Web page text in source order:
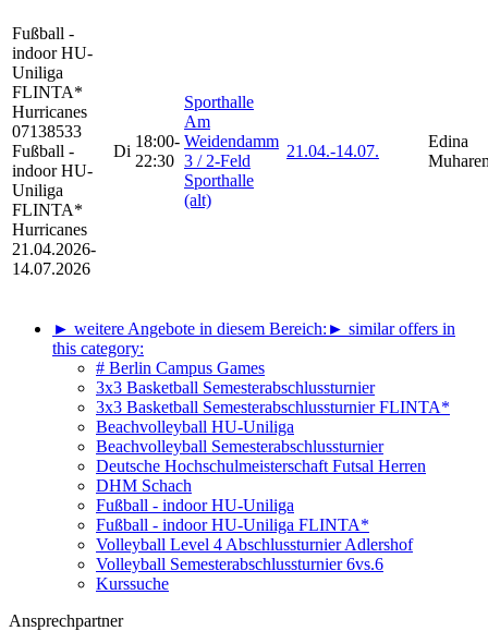
Fußball -
indoor HU-
Uniliga
FLINTA*
Hurricanes
07138533
Fußball -
indoor HU-
Uniliga
FLINTA*
Hurricanes
21.04.2026-
14.07.2026
Di
18:00-
22:30
Sporthalle
Am
Weidendamm
3 / 2-Feld
Sporthalle
(alt)
21.04.-14.07.
Edina
► weitere Angebote in diesem Bereich: ► similar offers in
this category:
# Berlin Campus Games
3x3 Basketball Semesterabschlussturnier
3x3 Basketball Semesterabschlussturnier FLINTA*
Beachvolleyball HU-Uniliga
Beachvolleyball Semesterabschlussturnier
Deutsche Hochschulmeisterschaft Futsal Herren
DHM Schach
Fußball - indoor HU-Uniliga
Fußball - indoor HU-Uniliga FLINTA*
Volleyball Level 4 Abschlussturnier Adlershof
Volleyball Semesterabschlussturnier 6vs.6
Kurssuche
Ansprechpartner